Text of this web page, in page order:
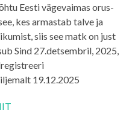
Eesti vägevaimas orus-
kes armastab talve ja
siis see matk on just
Sind 27.detsembril, 2025,
19.12.2025